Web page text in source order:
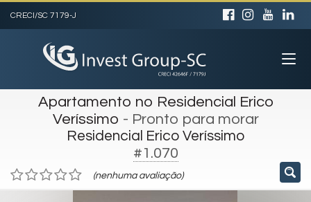
CRECI/SC 7179-J
Apartamento no Residencial Erico
Veríssimo - Pronto para morar
Residencial Erico Veríssimo
#1.070
(nenhuma avaliação)